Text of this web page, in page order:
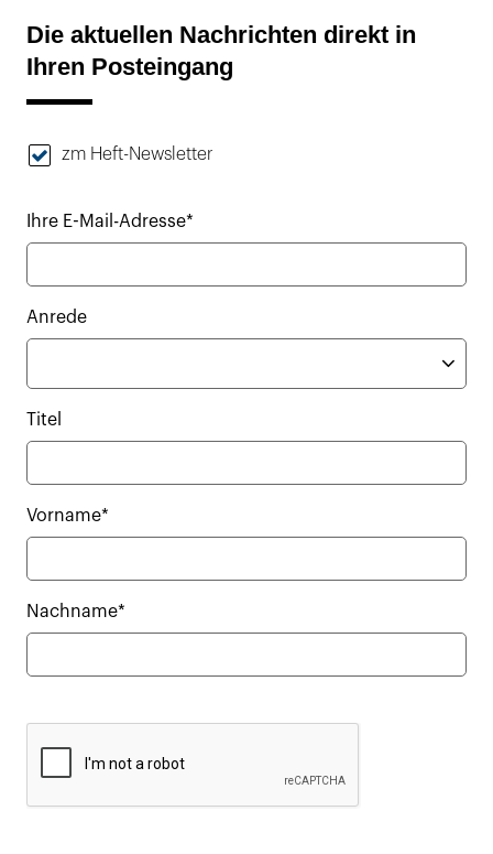
Die aktuellen Nachrichten direkt in
Ihren Posteingang
zm Heft-Newsletter
Ihre E-Mail-Adresse*
Anrede
Titel
Vorname*
Nachname*